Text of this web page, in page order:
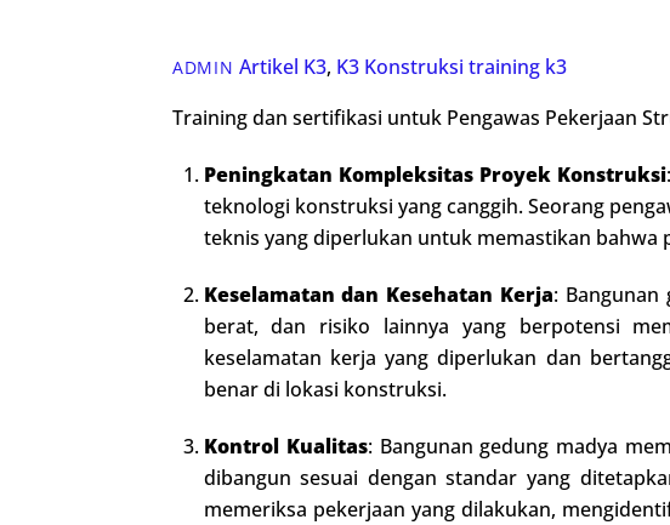
ADMIN Artikel K3, K3 Konstruksi training k3
Training dan sertifikasi untuk Pengawas Pekerjaan
Peningkatan Kompleksitas Proyek Konstruksi
teknologi konstruksi yang canggih. Seorang
teknis yang diperlukan untuk memastikan bahwa
Keselamatan dan Kesehatan Kerja: Bangunan
berat, dan risiko lainnya yang berpotensi
keselamatan kerja yang diperlukan dan
benar di lokasi konstruksi.
Kontrol Kualitas: Bangunan gedung madya
dibangun sesuai dengan standar yang
memeriksa pekerjaan yang dilakukan,